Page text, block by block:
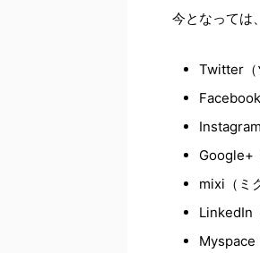
今となっては
Twitter（
Google+
mixi（ミ
LinkedIn
Myspace